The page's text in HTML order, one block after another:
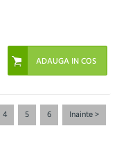
4 5 6
Inainte >